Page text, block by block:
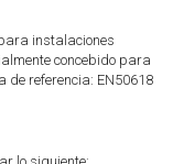
instalaciones
concebido para
de referencia: EN50618